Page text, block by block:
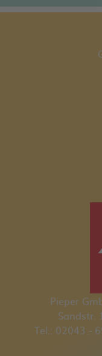
Pieper
Sandstr.
Tel.: 02043 -